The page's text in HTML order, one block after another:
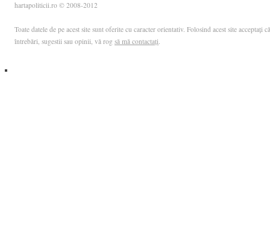
hartapoliticii.ro © 2008-2012
Toate datele de pe acest site sunt oferite cu caracter orientativ. Folosind acest site
întrebări, sugestii sau opinii, vă rog să mă contactați.